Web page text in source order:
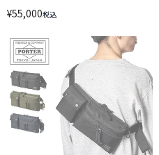
ィックナイロン ショルダー 2WAY A4 B4
¥55,000税込